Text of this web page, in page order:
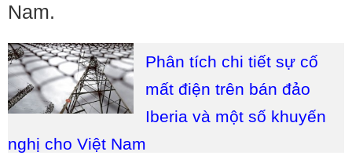
Nam.
Phân tích chi tiết sự cố
mất điện trên bán đảo
Iberia và một số khuyến
nghị cho Việt Nam